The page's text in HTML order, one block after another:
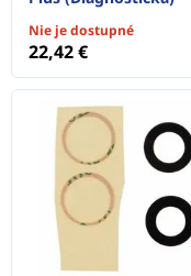
Nie je dostupné
22,42 €